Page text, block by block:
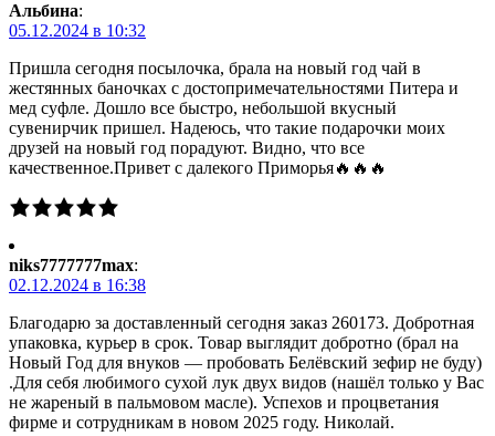
Альбина:
05.12.2024 в 10:32
Пришла сегодня посылочка, брала на новый год чай в
жестянных баночках с достопримечательностями Питера и
мед суфле. Дошло все быстро, небольшой вкусный
сувенирчик пришел. Надеюсь, что такие подарочки моих
друзей на новый год порадуют. Видно, что все
качественное.Привет с далекого Приморья🔥🔥🔥
niks7777777max:
02.12.2024 в 16:38
Благодарю за доставленный сегодня заказ 260173. Добротная
упаковка, курьер в срок. Товар выглядит добротно (брал на
Новый Год для внуков — пробовать Белёвский зефир не буду)
.Для себя любимого сухой лук двух видов (нашёл только у Вас
не жареный в пальмовом масле). Успехов и процветания
фирме и сотрудникам в новом 2025 году. Николай.